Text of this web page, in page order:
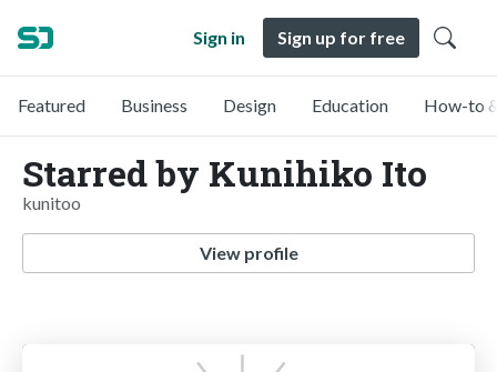
Sign in Sign up for free
Featured Business Design Education How-to
Starred by Kunihiko Ito
kunitoo
View profile